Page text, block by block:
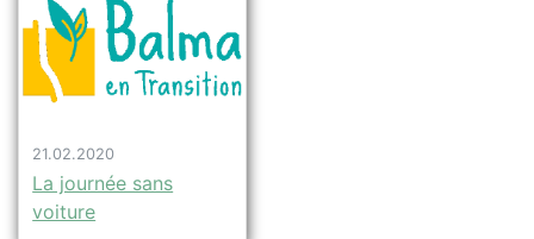
21.02.2020
La journée sans
voiture